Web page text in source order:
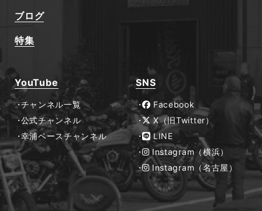
ブログ
特集
YouTube
チャンネル一覧
公式チャンネル
幸浦ベースチャンネル
SNS
Facebook
X（旧Twitter）
LINE
Instagram（横浜）
Instagram（名古屋）